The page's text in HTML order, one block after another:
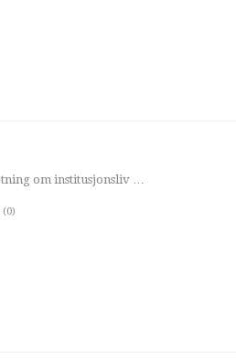
om institusjonsliv …
(0)